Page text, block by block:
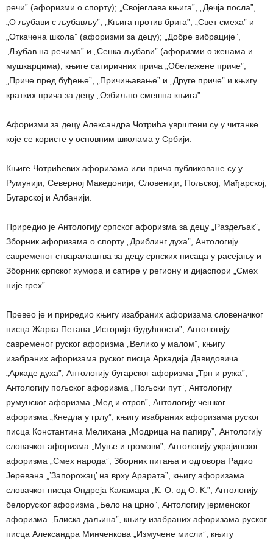
речи” (афоризми о спорту); „Својеглава књига”, „Дечја посла”,
„О љубави с љубављу”, „Књига против брига”, „Свет смеха” и
„Откачена школа” (афоризми за децу); „Добре вибрације”,
„Љубав на речима” и „Сенка љубави” (афоризми о женама и
мушкарцима); књиге сатиричних прича „Обележене приче”,
„Приче пред буђење”, „Причињавање” и „Друге приче” и књигу
кратких прича за децу „Озбиљно смешна књига”.
Афоризми за децу Александра Чотрића уврштени су у читанке
које се користе у основним школама у Србији.
Књиге Чотрићевих афоризама или прича публиковане су у
Румунији, Северној Македонији, Словенији, Пољској, Мађарској,
Бугарској и Албанији.
Приредио је Антологију српског афоризма за децу „Раздељак”,
Зборник афоризама о спорту „Дриблинг духа”, Антологију
савременог стваралаштва за децу српских писаца у расејању и
Зборник српског хумора и сатире у региону и дијаспори „Смех
није грех”.
Превео је и приредио књигу изабраних афоризама словеначког
писца Жарка Петана „Историја будућности”, Антологију
савременог руског афоризма „Велико у малом”, књигу
изабраних афоризама руског писца Аркадија Давидовича
„Аркаде духа”, Антологију бугарског афоризма „Трн и ружа”,
Антологију пољског афоризма „Пољски пут”, Антологију
румунског афоризма „Мед и отров”, Антологију чешког
афоризма „Кнедла у грлу”, књигу изабраних афоризама руског
писца Константина Мелихана „Модрица на папиру”, Антологију
словачког афоризма „Муње и громови”, Антологију украјинског
афоризма „Смех народа”, Зборник питања и одговора Радио
Јеревана „’Запорожац’ на врху Арарата”, књигу афоризама
словачког писца Ондреја Каламара „К. О. од О. К.”, Антологију
белоруског афоризма „Бело на црно”, Антологију јерменског
афоризма „Блиска даљина”, књигу изабраних афоризама руског
писца Александра Минченкова „Измучене мисли”, књигу